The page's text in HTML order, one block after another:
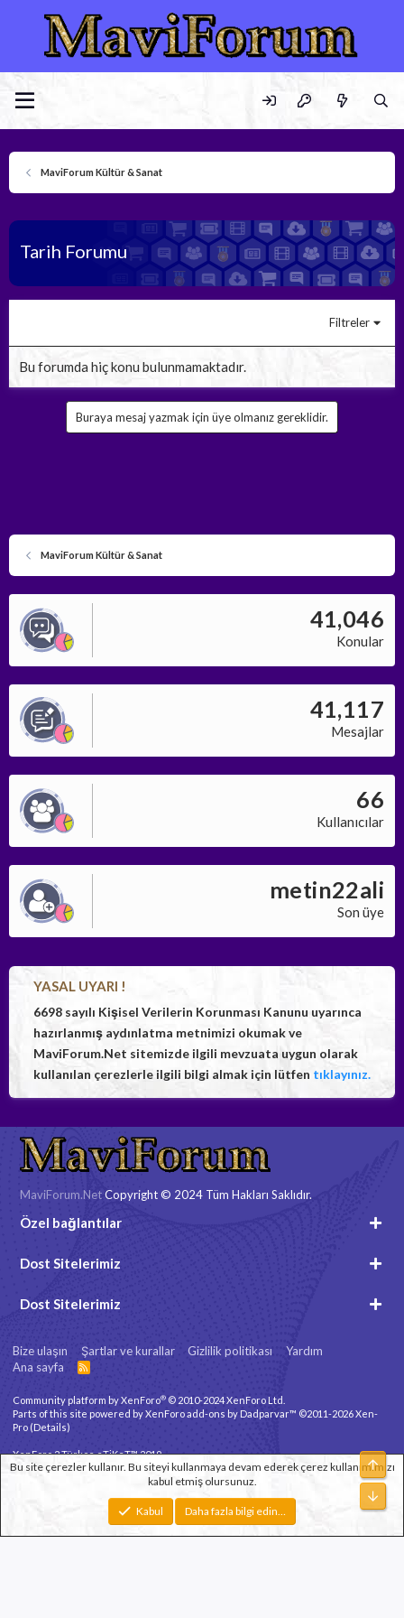
MaviForum Kültür & Sanat
Tarih Forumu
Filtreler
Bu forumda hiç konu bulunmamaktadır.
Buraya mesaj yazmak için üye olmanız gereklidir.
MaviForum Kültür & Sanat
41,046
Konular
41,117
Mesajlar
66
Kullanıcılar
metin22ali
Son üye
YASAL UYARI !
6698 sayılı Kişisel Verilerin Korunması Kanunu uyarınca
hazırlanmış aydınlatma metnimizi okumak ve
MaviForum.Net sitemizde ilgili mevzuata uygun olarak
kullanılan çerezlerle ilgili bilgi almak için lütfen tıklayınız.
MaviForum.NetCopyright © 2024 Tüm Hakları Saklıdır.
Özel bağlantılar
Dost Sitelerimiz
Dost Sitelerimiz
Bize ulaşın Şartlar ve kurallar Gizlilik politikası
Yardım
Ana sayfa
R
Community platform by XenForo® © 2010-2024 XenForo Ltd.
Parts of this site powered byXenForo add-ons by Dadparvar™ ©2011-2026Xen-
Pro (Details)
XenForo 2 Türkçe eTiKeT™ 2019
© by ©XenTR
Toplam sorgu Toplam zaman
En fazla bellek
Bu site çerezler kullanır. Bu siteyi kullanmaya devam ederek çerez kullanımımızı
kabul etmiş olursunuz.
Kabul Daha fazla bilgi edin…
Üst
Alt